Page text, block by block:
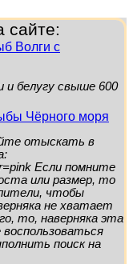
сайте:
Волги с
и белугу свыше 600
Чёрного моря
отыскать в
Если помните
или размер, то
чтобы
не хватает
то, наверняка эта
поиск на